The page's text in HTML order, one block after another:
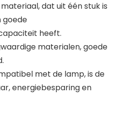
dat uit één stuk is
goede
heeft.
materialen, goede
met de lamp, is de
energiebesparing en